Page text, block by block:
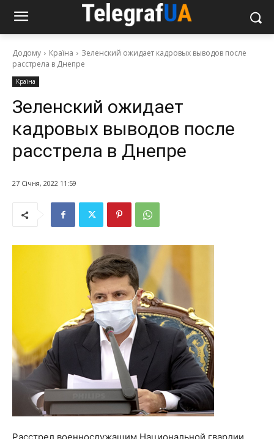
Додому Країна
Зеленский ожидает кадровых выводов после
расстрела в Днепре
Країна
Зеленский ожидает
кадровых выводов после
расстрела в Днепре
27 Січня, 2022 11:59